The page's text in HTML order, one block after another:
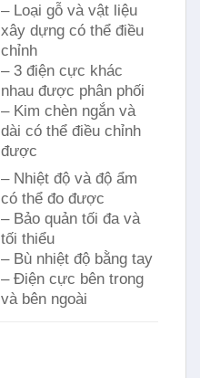
– Loại gỗ và vật liệu
xây dựng có thể điều
chỉnh
– 3 điện cực khác
nhau được phân phối
– Kim chèn ngắn và
dài có thể điều chỉnh
được
– Nhiệt độ và độ ẩm
có thể đo được
– Bảo quản tối đa và
tối thiểu
– Bù nhiệt độ bằng tay
– Điện cực bên trong
và bên ngoài